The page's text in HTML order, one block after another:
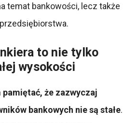
temat bankowości, lecz także
to nie tylko
wysokości
pamiętać, że zazwyczaj
bankowych nie są stałe.